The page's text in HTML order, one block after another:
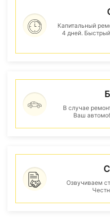
Капитальный
4 дней. Быстрый
В случае
Ваш
Озвучиваем